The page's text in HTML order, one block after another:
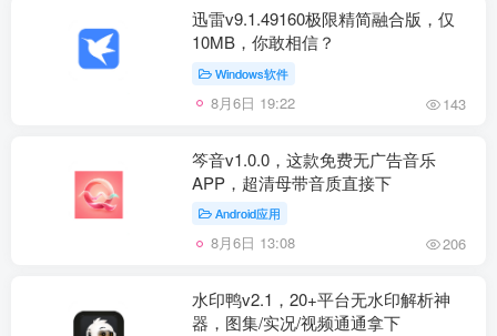
迅雷v9.1.49160极限精简融合版，仅
10MB，你敢相信？
Windows软件
8月6日 19:22 143
笒音v1.0.0，这款免费无广告音乐
APP，超清母带音质直接下
Android应用
8月6日 13:08 206
水印鸭v2.1，20+平台无水印解析神
器，图集/实况/视频通通拿下